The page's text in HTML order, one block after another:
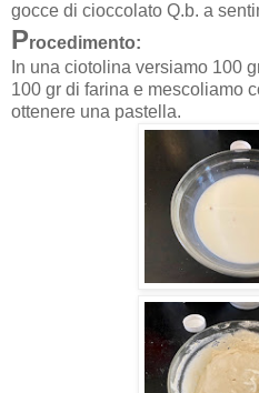
gocce di cioccolato Q.b. a
Procedimento:
In una ciotolina versiamo 100
100 gr di farina e mescoliamo
ottenere una pastella.